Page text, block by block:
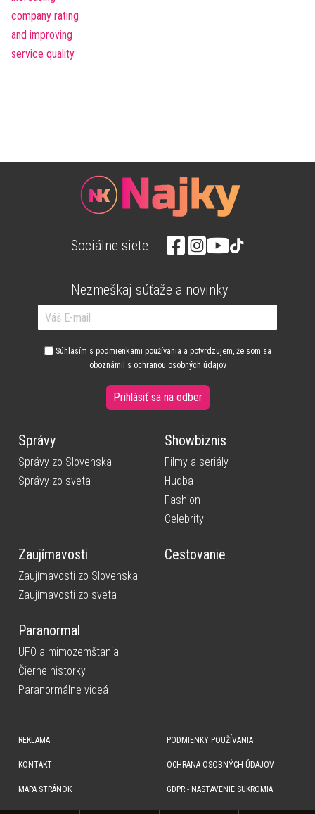
Sociálne siete
Nezmeškaj súťaže a novinky
Súhlasím s podmienkami používania a potvrdzujem, že som sa
oboznámil s ochranou osobných údajov
Prihlásiť sa na odber
Správy
Správy zo Slovenska
Správy zo sveta
Showbiznis
Filmy a seriály
Hudba
Fashion
Celebrity
Zaujímavosti
Zaujímavosti zo Slovenska
Zaujímavosti zo sveta
Cestovanie
Paranormal
UFO a mimozemštania
Čierne historky
Paranormálne videá
REKLAMA
KONTAKT
MAPA STRÁNOK
PODMIENKY POUŽÍVANIA
OCHRANA OSOBNÝCH ÚDAJOV
GDPR - NASTAVENIE SUKROMIA